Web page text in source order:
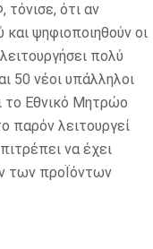
ότι αν
και ψηφιοποιηθούν οι
πολύ
50 νέοι υπάλληλοι
το Εθνικό Μητρώο
παρόν λειτουργεί
να έχει
των προΪόντων